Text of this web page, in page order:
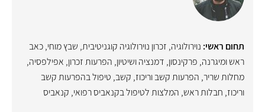
תחום ראשי: נוירולוגיה, זכרון נוירולוגיה קוגניטיבית, שבץ מוחי,כאב
ראש ומיגרנה, פרקינסון, דמנציה ושיטיון, הפרעות זכרון, אפילפסיה,
מחלות שריר, הפרעות קשב וריכוז, קשב, טיפול בהפרעות קשב
וריכוז, חבלות ראש, המלצות לטיפול בקנאביס רפואי, קנאביס